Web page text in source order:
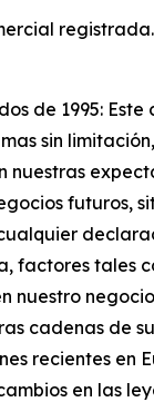
de 1995:
sin
futuros,
factores tales
cadenas de
recientes en
en las